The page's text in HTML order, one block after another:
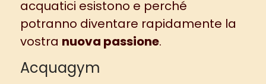
acquatici esistono e perché
potranno diventare rapidamente la
vostra nuova passione.
Acquagym